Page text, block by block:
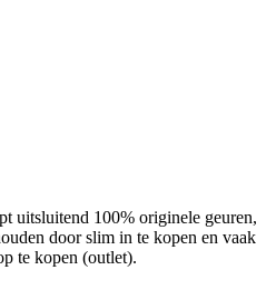
uitsluitend 100% originele geuren,
door slim in te kopen en vaak
te kopen (outlet).